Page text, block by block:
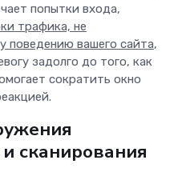
попытки входа,
трафика, не
поведению вашего сайта,
задолго до того, как
сократить окно
сканирования